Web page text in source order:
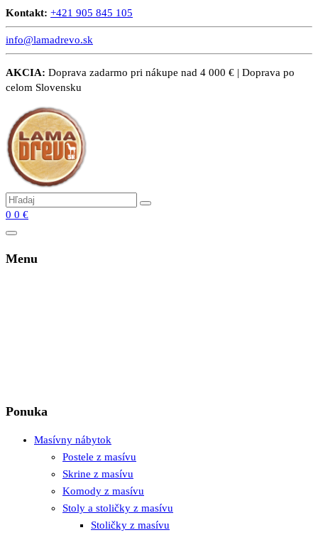
Kontakt: +421 905 845 105
info@lamadrevo.sk
AKCIA: Doprava zadarmo pri nákupe nad 4 000 € | Doprava po
celom Slovensku
0 0 €
Menu
Ponuka
Masívny nábytok
Postele z masívu
Skrine z masívu
Komody z masívu
Stoly a stoličky z masívu
Stoličky z masívu